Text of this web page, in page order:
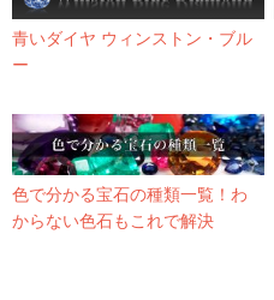
青いダイヤ ウィンストン・ブル
ー
色で分かる宝石の種類一覧！わ
からない色石もこれで解決